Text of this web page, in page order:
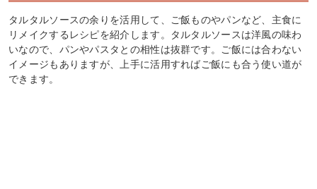
タルタルソースの余りを活用して、ご飯ものやパンなど、主食に
リメイクするレシピを紹介します。タルタルソースは洋風の味わ
いなので、パンやパスタとの相性は抜群です。ご飯には合わない
イメージもありますが、上手に活用すればご飯にも合う使い道が
できます。